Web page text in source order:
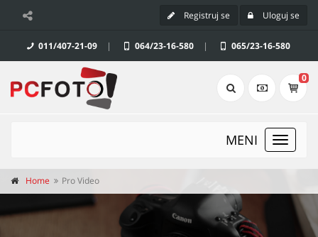
Registruj se Uloguj se
011/407-21-09 | 064/23-16-580 | 065/23-16-580
0
Toggle
MENI
Home Pro Video